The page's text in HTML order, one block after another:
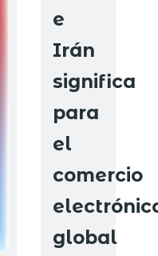
e
Irán
significa
para
el
comercio
global